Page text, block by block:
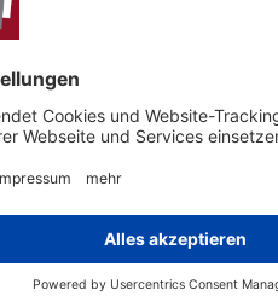
zu 6 Jahren befristet worden
quasi wieder auflebt,
Recht gegeben und
und nicht plötzlich der
da diverse
nunmehr von diesen
dem
Versicherungsrecht
vor allem der